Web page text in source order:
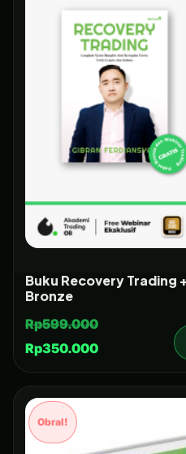
Buku Recovery Trading
Bronze
Rp599.000
Rp350.000
Obral!